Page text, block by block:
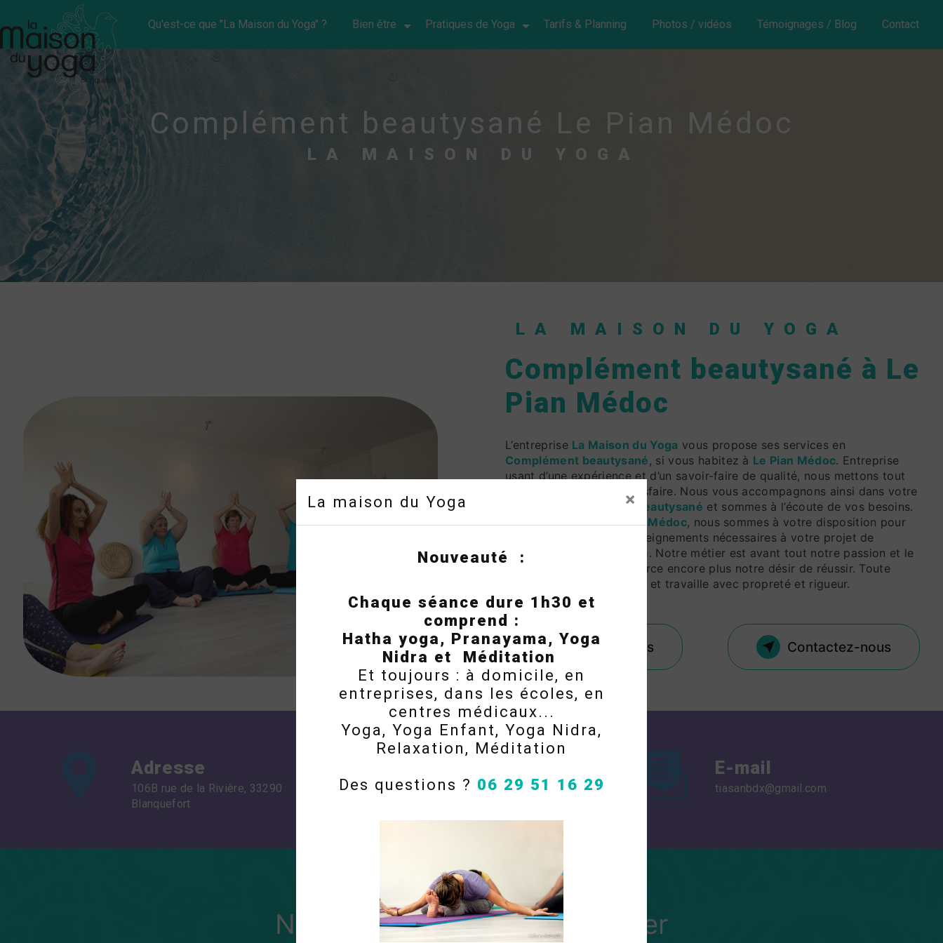
La maison du Yoga ×
Nouveauté :
Chaque séance dure 1h30 et
comprend :
Hatha yoga, Pranayama, Yoga
Nidra et Méditation
Et toujours : à domicile, en
entreprises, dans les écoles, en
centres médicaux...
Yoga, Yoga Enfant, Yoga Nidra,
Relaxation, Méditation
Des questions ? 06 29 51 16 29
Qu'est-ce que "La Maison du Yoga" ? Bien être Pratiques de Yoga Tarifs & Planning Photos / vidéos Témoignages / Blog Contact
Complément beautysané Le Pian Médoc
LA MAISON DU YOGA
LA MAISON DU YOGA
Complément beautysané à Le
Pian Médoc
L’entreprise La Maison du Yoga vous propose ses services en
Complément beautysané , si vous habitez à Le Pian Médoc. Entreprise
usant d’une expérience et d’un savoir-faire de qualité, nous mettons tout
en oeuvre pour vous satisfaire. Nous vous accompagnons ainsi dans votre
Complément beautysané et sommes à l’écoute de vos besoins.
Si vous habitez àLe Pian Médoc, nous sommes à votre disposition pour
vous transmettre les renseignements nécessaires à votre projet de
Complément beautysané. Notre métier est avant tout notre passion et le
partager avec vous renforce encore plus notre désir de réussir. Toute
notre équipe est qualifiée et travaille avec propreté et rigueur.
En savoir plus Contactez-nous
Adresse
106B rue de la Rivière, 33290
Blanquefort
06 29 51 16 29
E-mail
tiasanbdx@gmail.com
N'hésitez pas à nous contacter
Panneau de gestion des cookies